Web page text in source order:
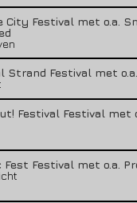
City Festival met o.a.
Strand Festival met
Festival Festival met
Fest Festival met o.a.